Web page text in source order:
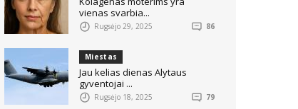
vienas svarbia...
Rugsėjo 29, 2025 86
Miestas
Jau kelias dienas Alytaus
gyventojai ...
Rugsėjo 18, 2025 79